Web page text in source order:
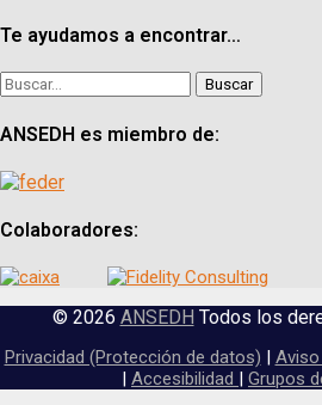
Te ayudamos a encontrar…
Buscar:
ANSEDH es miembro de:
Colaboradores:
© 2026 ANSEDH Todos los
Privacidad (Protección de datos) Aviso
Accesibilidad Grupos